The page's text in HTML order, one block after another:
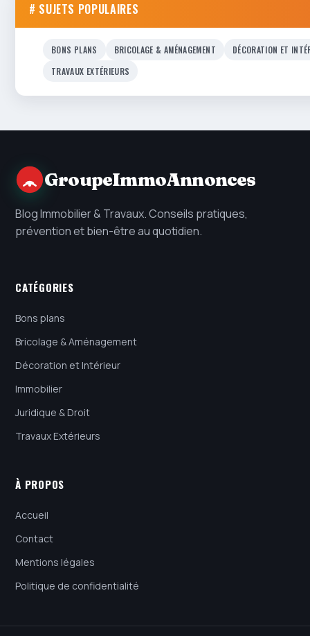
# SUJETS POPULAIRES
BONS PLANS BRICOLAGE & AMÉNAGEMENT
DÉCORATION ET
TRAVAUX EXTÉRIEURS
GroupeImmoAnnonces
Blog Immobilier & Travaux. Conseils pratiques,
prévention et bien-être au quotidien.
CATÉGORIES
Bons plans
Bricolage & Aménagement
Décoration et Intérieur
Immobilier
Juridique & Droit
Travaux Extérieurs
À PROPOS
Accueil
Contact
Mentions légales
Politique de confidentialité